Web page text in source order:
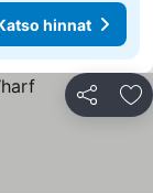
hinnat
Jaa